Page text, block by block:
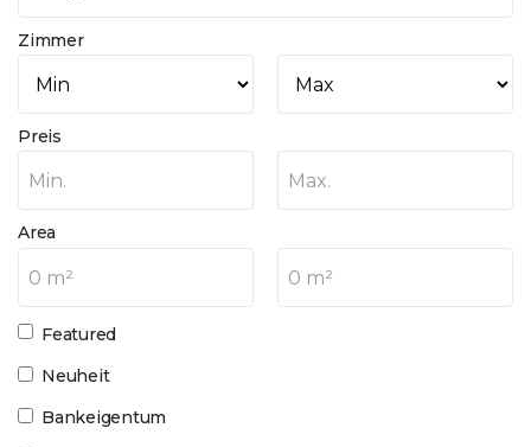
Zimmer
Preis
Min. Max.
Area
0 m² 0 m²
Featured
Neuheit
Bankeigentum